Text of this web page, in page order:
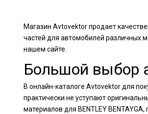
Магазин Avtovektor продает
частей для автомобилей различных
нашем сайте.
Большой выбор
В онлайн-каталоге Avtovektor для
практически не уступают
материалов для BENTLEY